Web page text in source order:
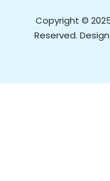
Copyright ©
Reserved.